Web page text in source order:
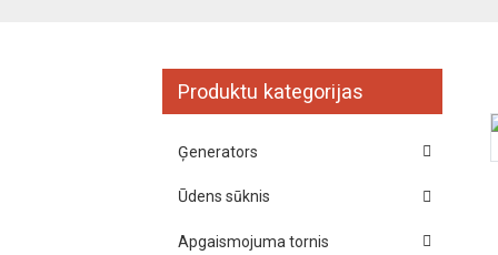
Produktu kategorijas
Ģenerators
Ūdens sūknis
Apgaismojuma tornis